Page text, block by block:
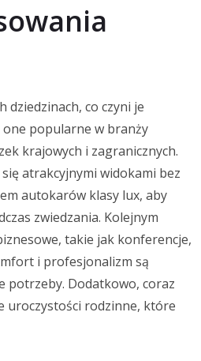
co czyni je
one popularne w branży
krajowych i zagranicznych.
atrakcyjnymi widokami bez
autokarów klasy lux, aby
zwiedzania. Kolejnym
takie jak konferencje,
i profesjonalizm są
potrzeby. Dodatkowo, coraz
uroczystości rodzinne, które